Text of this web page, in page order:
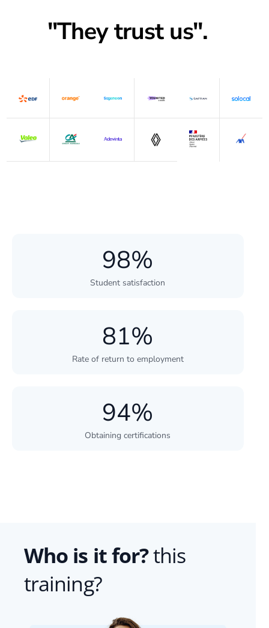
"They trust us".
98%
Student satisfaction
81%
Rate of return to employment
94%
Obtaining certifications
Who is it for?this
training?